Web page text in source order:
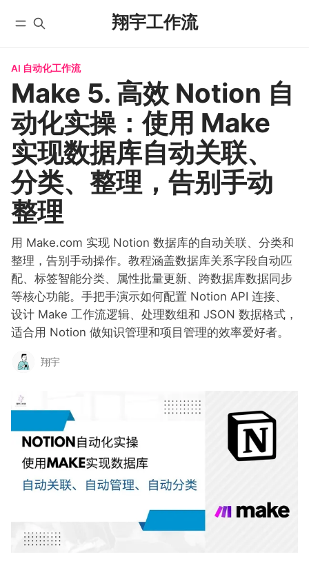
翔宇工作流
首页
自动化工作流
实战教程
入门教程
AI 编程
课程
国内版 FlowUS
国际版 BMC
关于
全部文章
YouTube
微信公众号
X/Twitter
学员实践
关注
AI 自动化工作流
Make 5. 高效 Notion 自
动化实操：使用 Make
实现数据库自动关联、
分类、整理，告别手动
整理
用 Make.com 实现 Notion 数据库的自动关联、分类和
整理，告别手动操作。教程涵盖数据库关系字段自动匹
配、标签智能分类、属性批量更新、跨数据库数据同步
等核心功能。手把手演示如何配置 Notion API 连接、
设计 Make 工作流逻辑、处理数组和 JSON 数据格式，
适合用 Notion 做知识管理和项目管理的效率爱好者。
翔宇